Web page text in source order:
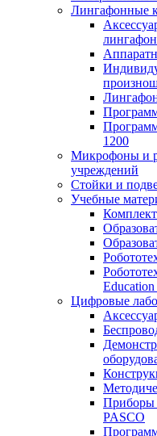
Лингафонные
1200
Микрофоны и
учреждений
Стойки и
Учебные
Цифровые
Приборы
PASCO